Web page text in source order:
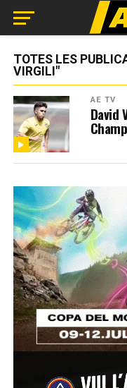
TOTES LES
VIRGILI"
AE TV
David